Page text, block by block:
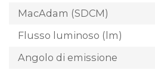
MacAdam (SDCM)
Flusso luminoso (lm)
Angolo di emissione